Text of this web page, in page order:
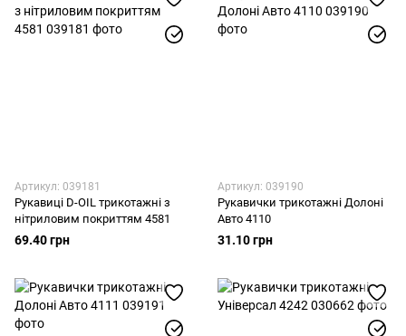
Артикул: 039181
Рукавиці D-OIL трикотажні з
нітриловим покриттям 4581
69.40 грн
Артикул: 039190
Рукавички трикотажні Долоні
Авто 4110
31.10 грн